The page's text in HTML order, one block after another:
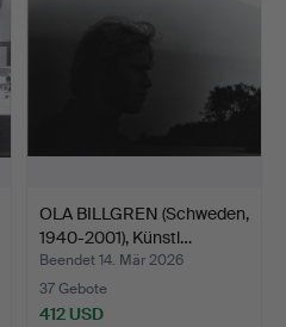
OLA BILLGREN (Schweden,
1940-2001), Künstl…
Beendet 14. Mär 2026
37 Gebote
412 USD